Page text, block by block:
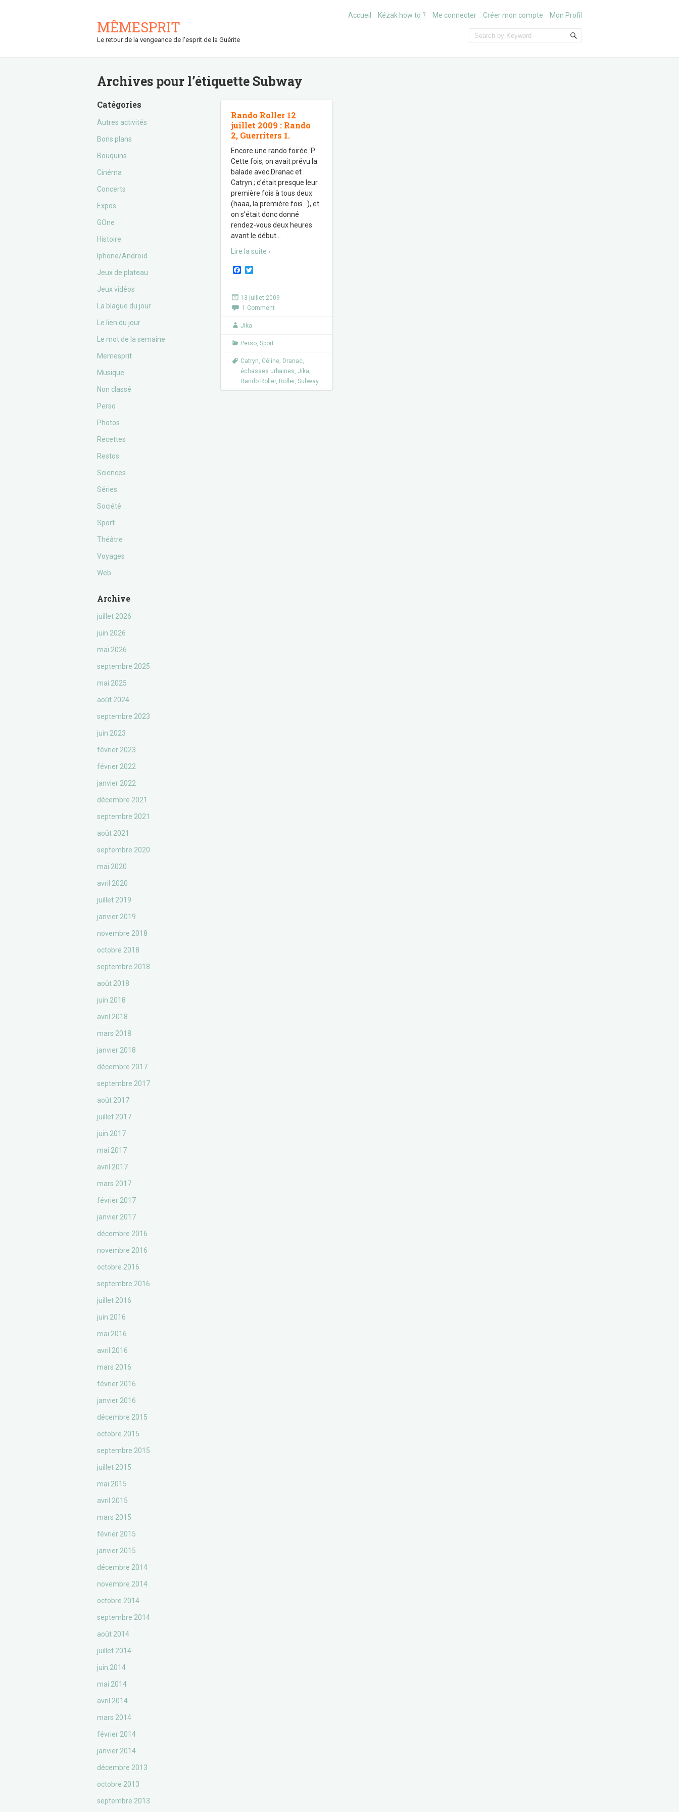
MÊMESPRIT
Le retour de la vengeance de l'esprit de la Guérite
Accueil Kézak how to ? Me connecter Créer mon compte Mon Profil
Archives pour l’étiquette Subway
Catégories
Autres activités
Bons plans
Bouquins
Cinéma
Concerts
Expos
GOne
Histoire
Iphone/Androïd
Jeux de plateau
Jeux vidéos
La blague du jour
Le lien du jour
Le mot de la semaine
Memesprit
Musique
Non classé
Perso
Photos
Recettes
Restos
Sciences
Séries
Société
Sport
Théâtre
Voyages
Web
Archive
juillet 2026
juin 2026
mai 2026
septembre 2025
mai 2025
août 2024
septembre 2023
juin 2023
février 2023
février 2022
janvier 2022
décembre 2021
septembre 2021
août 2021
septembre 2020
mai 2020
avril 2020
juillet 2019
janvier 2019
novembre 2018
octobre 2018
septembre 2018
août 2018
juin 2018
avril 2018
mars 2018
janvier 2018
décembre 2017
septembre 2017
août 2017
juillet 2017
juin 2017
mai 2017
avril 2017
mars 2017
février 2017
janvier 2017
décembre 2016
novembre 2016
octobre 2016
septembre 2016
juillet 2016
juin 2016
mai 2016
avril 2016
mars 2016
février 2016
janvier 2016
décembre 2015
octobre 2015
septembre 2015
juillet 2015
mai 2015
avril 2015
mars 2015
février 2015
janvier 2015
décembre 2014
novembre 2014
octobre 2014
septembre 2014
août 2014
juillet 2014
juin 2014
mai 2014
avril 2014
mars 2014
février 2014
janvier 2014
décembre 2013
octobre 2013
septembre 2013
Rando Roller 12
juillet 2009 : Rando
2, Guerriters 1.
Encore une rando foirée :P
Cette fois, on avait prévu la
balade avec Dranac et
Catryn ; c’était presque leur
première fois à tous deux
(haaa, la première fois…), et
on s’était donc donné
rendez-vous deux heures
avant le début
Lire la suite ›
F
e
b
o
k
t
t
e
13 juillet 2009
1 Comment
Jika
Perso, Sport
Catryn, Céline, Dranac,
échasses urbaines, Jika,
Rando Roller, Roller, Subway